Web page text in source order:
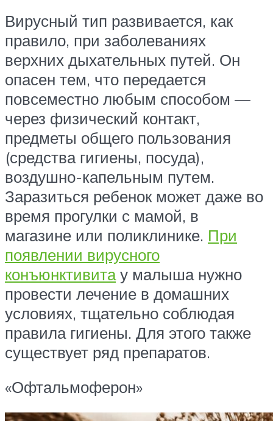
Вирусный тип развивается, как
правило, при заболеваниях
верхних дыхательных путей. Он
опасен тем, что передается
повсеместно любым способом —
через физический контакт,
предметы общего пользования
(средства гигиены, посуда),
воздушно-капельным путем.
Заразиться ребенок может даже во
время прогулки с мамой, в
магазине или поликлинике. При
появлении вирусного
конъюнктивитау малыша нужно
провести лечение в домашних
условиях, тщательно соблюдая
правила гигиены. Для этого также
существует ряд препаратов.
«Офтальмоферон»